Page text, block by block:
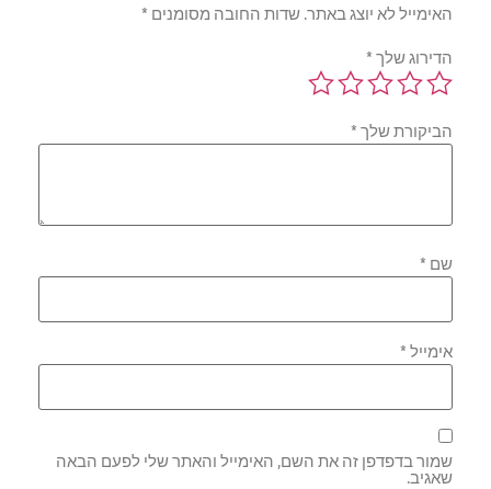
האימייל לא יוצג באתר.שדות החובה מסומנים*
הדירוג שלך*
הביקורת שלך*
שם*
אימייל*
שמור בדפדפן זה את השם, האימייל והאתר שלי לפעם הבאה
שאגיב.